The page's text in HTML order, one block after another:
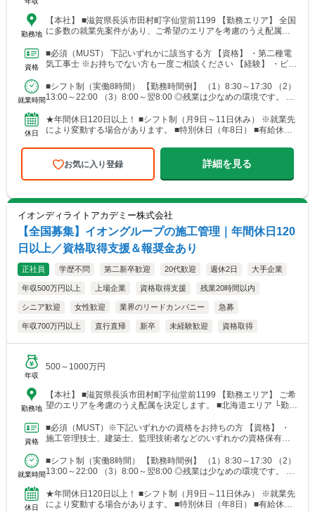
勤務地
【本社】 ■滋賀県長浜市田村町字仙堂前1199 【勤務エリア】 全国
に多数の就業先案件があり、ご希望のエリアを考慮のうえ配属を
資格
■必須（MUST） 下記いずれかに該当する方 【資格】 ・第二種電
気工事士 ※お持ちでない方も一度ご相談ください 【経験】 ・ビル
就業時間
■シフト制（実働8時間） 【勤務時間例】 （1）8:30～17:30 （2）
13:00～22:00 （3）8:00～翌8:00 ◎残業は少なめの環境です。 ◎
休日
★年間休日120日以上！ ■シフト制（月9日～11日休み） ※就業先
により変動する場合があります。 ■特別休日（年8日） ■有給休暇
お気に入り登録 詳細を見る
イオンディライトアカデミー株式会社
【全国募集】イオングループの施工管理｜年間休日120
日以上／資格取得支援＆報奨金あり
正社員 学歴不問 第二新卒歓迎 20代歓迎 週休2日 大手企業
年収500万円以上 上場企業 資格取得支援 残業20時間以内
シニア歓迎 女性歓迎 業界のリードカンパニー 急募
年収700万円以上 直行直帰 新卒 未経験歓迎 資格取得
年収
500～1000万円
勤務地
【本社】 ■滋賀県長浜市田村町字仙堂前1199 【勤務エリア】 ご希
望のエリアを考慮のうえ配属を決定します。 ■北海道エリア └勤務
資格
■必須（MUST）※下記いずれかの資格をお持ちの方 【資格】 ・
施工管理技士、建築士、監理技術者などのいずれかの資格保有者 ■
就業時間
■シフト制（実働8時間） 【勤務時間例】 （1）8:30～17:30 （2）
13:00～22:00 （3）8:00～翌8:00 ◎残業は少なめの環境です。 ◎
休日
★年間休日120日以上！ ■シフト制（月9日～11日休み） ※就業先
により変動する場合があります。 ■特別休日（年8日） ■有給休暇